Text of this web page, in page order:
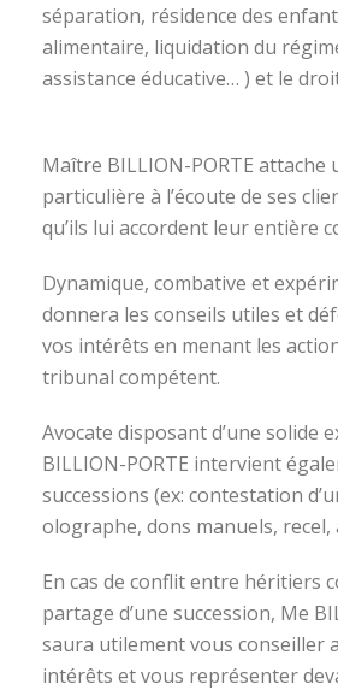
séparation, résidence des
alimentaire, liquidation du
assistance éducative… ) et le
Maître BILLION-PORTE attache
particulière à l’écoute de ses
qu’ils lui accordent leur entière
Dynamique, combative et
donnera les conseils utiles et
vos intérêts en menant les
tribunal compétent.
Avocate disposant d’une solide
BILLION-PORTE intervient
successions (ex: contestation
olographe, dons manuels, recel,
En cas de conflit entre héritiers
partage d’une succession, Me
saura utilement vous conseiller
intérêts et vous représenter